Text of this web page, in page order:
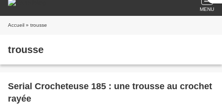
MENU
Accueil » trousse
trousse
Serial Crocheteuse 185 : une trousse au crochet
rayée